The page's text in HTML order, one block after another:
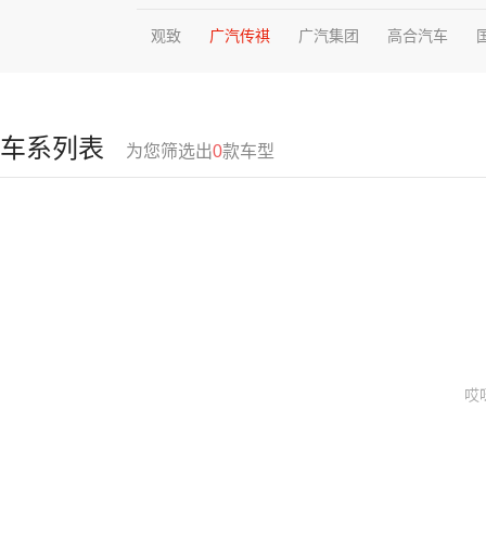
观致 广汽传祺 广汽集团 高合汽车
车系列表 为您筛选出0款车型
哎